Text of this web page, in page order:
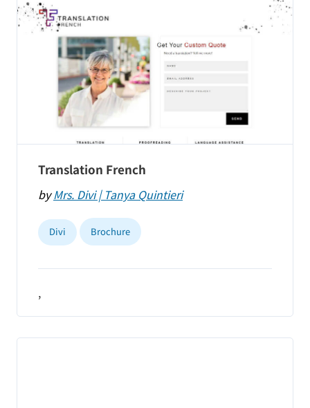
Translation French
byMrs. Divi | Tanya Quintieri
Divi Brochure
,